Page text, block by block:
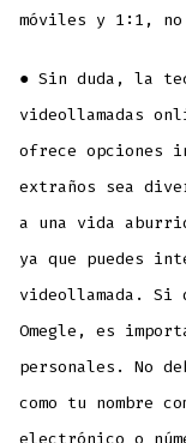
móviles y 1:1,
● Sin duda, la
videollamadas
ofrece opciones
extraños sea
a una vida
ya que puedes
videollamada. Si
Omegle, es
personales. No
como tu nombre
electrónico o